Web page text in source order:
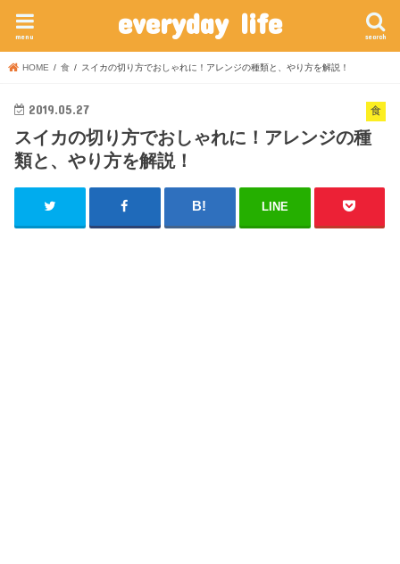
everyday life search
menu
HOME 食 スイカの切り方でおしゃれに！アレンジの種類と、やり方を解説！
食
2019.05.27
スイカの切り方でおしゃれに！アレンジの種
類と、やり方を解説！
LINE